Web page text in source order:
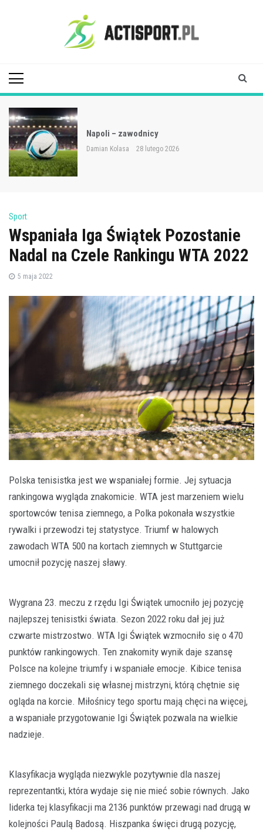
Napoli – zawodnicy
Damian Kolasa 28 lutego 2026
Sport
Wspaniała Iga Świątek Pozostanie
Nadal na Czele Rankingu WTA 2022
5 maja 2022
Polska tenisistka jest we wspaniałej formie. Jej sytuacja
rankingowa wygląda znakomicie. WTA jest marzeniem wielu
sportowców tenisa ziemnego, a Polka pokonała wszystkie
rywalki i przewodzi tej statystyce. Triumf w halowych
zawodach WTA 500 na kortach ziemnych w Stuttgarcie
umocnił pozycję naszej sławy.
Wygrana 23. meczu z rzędu Igi Świątek umocniło jej pozycję
najlepszej tenisistki świata. Sezon 2022 roku dał jej już
czwarte mistrzostwo. WTA Igi Świątek wzmocniło się o 470
punktów rankingowych. Ten znakomity wynik daje szansę
Polsce na kolejne triumfy i wspaniałe emocje. Kibice tenisa
ziemnego doczekali się własnej mistrzyni, którą chętnie się
ogląda na korcie. Miłośnicy tego sportu mają chęci na więcej,
a wspaniałe przygotowanie Igi Świątek pozwala na wielkie
nadzieje.
Klasyfikacja wygląda niezwykle pozytywnie dla naszej
reprezentantki, która wydaje się nie mieć sobie równych. Jako
liderka tej klasyfikacji ma 2136 punktów przewagi nad drugą w
kolejności Paulą Badosą. Hiszpanka święci drugą pozycję,